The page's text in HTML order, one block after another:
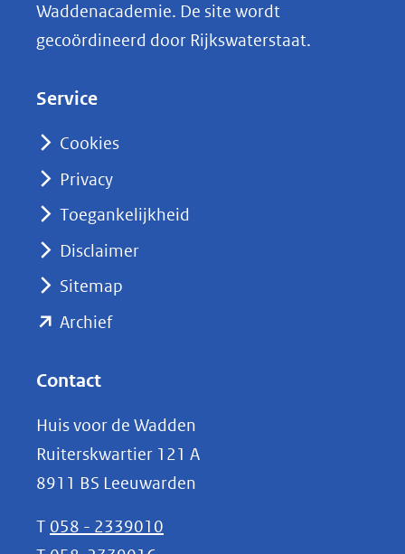
k
e
nieuw
naar
Waddenacademie. De site wordt
gecoördineerd door Rijkswaterstaat.
Service
Cookies
Privacy
Toegankelijkheid
Disclaimer
Sitemap
Archief(opent
(verwijst
naar
een
andere
Contact
Huis voor de Wadden
Ruiterskwartier 121 A
8911 BS Leeuwarden
T 058 - 2339010